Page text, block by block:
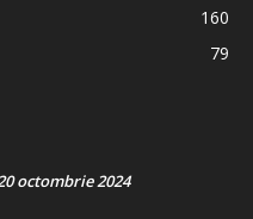
160
79
octombrie 2024